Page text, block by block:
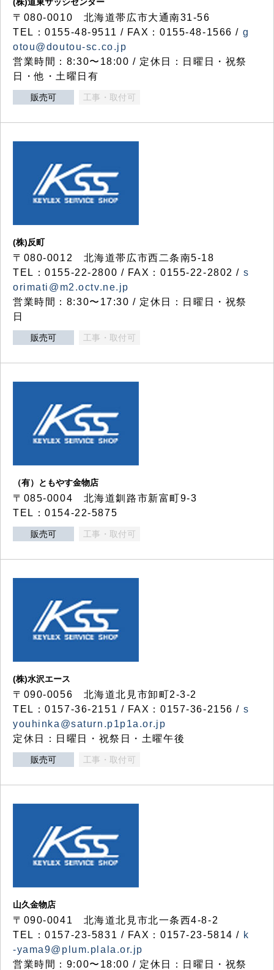
〒080-0010 北海道帯広市大通南31-56
TEL：0155-48-9511 / FAX：0155-48-1566 / g
otou@doutou-sc.co.jp
営業時間：8:30〜18:00 / 定休日：日曜日・祝祭
日・他・土曜日有
販売可 工事・取付可
(株)反町
〒080-0012 北海道帯広市西二条南5-18
TEL：0155-22-2800 / FAX：0155-22-2802 / s
orimati@m2.octv.ne.jp
営業時間：8:30〜17:30 / 定休日：日曜日・祝祭
日
販売可 工事・取付可
（有）ともやす金物店
〒085-0004 北海道釧路市新富町9-3
TEL：0154-22-5875
販売可 工事・取付可
(株)水沢エース
〒090-0056 北海道北見市卸町2-3-2
TEL：0157-36-2151 / FAX：0157-36-2156 / s
youhinka@saturn.p1p1a.or.jp
定休日：日曜日・祝祭日・土曜午後
販売可 工事・取付可
山久金物店
〒090-0041 北海道北見市北一条西4-8-2
TEL：0157-23-5831 / FAX：0157-23-5814 / k
-yama9@plum.plala.or.jp
営業時間：9:00〜18:00 / 定休日：日曜日・祝祭